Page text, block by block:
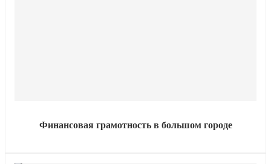
Финансовая грамотность в большом городе